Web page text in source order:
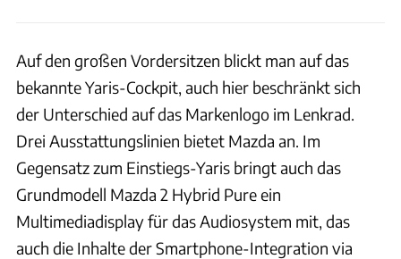
Auf den großen Vordersitzen blickt man auf das
bekannte Yaris-Cockpit, auch hier beschränkt sich
der Unterschied auf das Markenlogo im Lenkrad.
Drei Ausstattungslinien bietet Mazda an. Im
Gegensatz zum Einstiegs-Yaris bringt auch das
Grundmodell Mazda 2 Hybrid Pure ein
Multimediadisplay für das Audiosystem mit, das
auch die Inhalte der Smartphone-Integration via